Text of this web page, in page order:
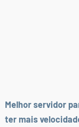
Melhor servidor
ter mais